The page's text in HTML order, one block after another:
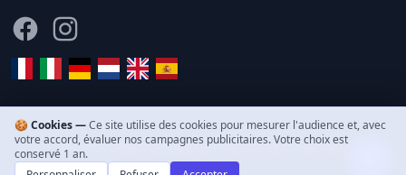
FacebookInstagram
© 2011–2026 CadeauCity. Tous droits réservés.
🍪 Cookies —Ce site utilise des cookies pour mesurer l'audience et, avec
votre accord, évaluer nos campagnes publicitaires. Votre choix est
conservé 1 an.